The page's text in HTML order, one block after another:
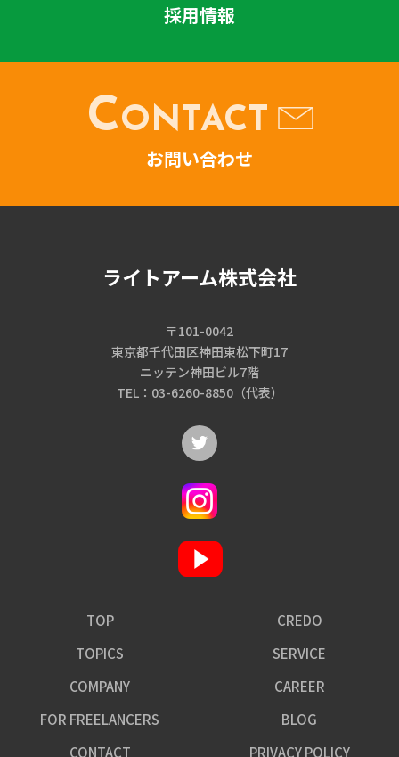
採用情報
CONTACT
お問い合わせ
ライトアーム株式会社
〒101-0042
東京都千代田区神田東松下町17
ニッテン神田ビル7階
TEL：03-6260-8850（代表）
TOP
CREDO
TOPICS
SERVICE
COMPANY
CAREER
FOR FREELANCERS
BLOG
CONTACT
PRIVACY POLICY